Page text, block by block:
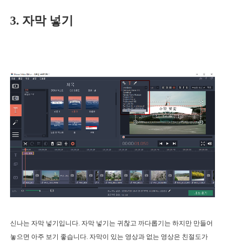
3. 자막 넣기
신나는 자막 넣기입니다. 자막 넣기는 귀찮고 까다롭기는 하지만 만들어
놓으면 아주 보기 좋습니다. 자막이 있는 영상과 없는 영상은 친절도가